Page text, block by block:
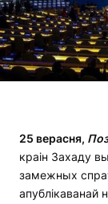
25 верасня,
краін Захаду
замежных